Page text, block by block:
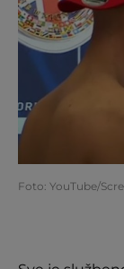
Foto: YouTube/